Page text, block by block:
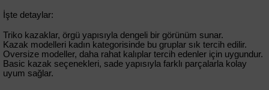
İşte detaylar:
Triko kazaklar, örgü yapısıyla dengeli bir görünüm sunar.
Kazak modelleri kadın kategorisinde bu gruplar sık tercih edilir.
Oversize modeller, daha rahat kalıplar tercih edenler için uygundur.
Basic kazak seçenekleri, sade yapısıyla farklı parçalarla kolay
uyum sağlar.